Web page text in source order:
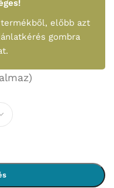
előbb azt
gombra